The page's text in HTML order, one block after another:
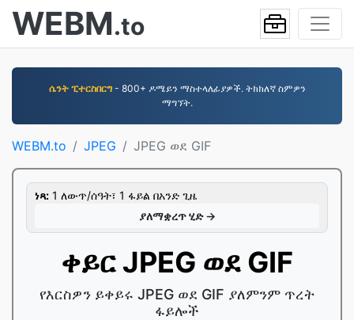
WEBM.to
ሴንት ፒተርስበርግ- 800+ ዶሜይን ማስተላለፊያዎች. ትክክለኛ ስምዎን
ማግኘት.
WEBM.to JPEG JPEG ወደ GIF
ነጻ: 1 ለውጥ/ሰዓት፣ 1 ፋይል በአንድ ጊዜ
ያለማቋረጥ ሂድ →
ቀይር JPEG ወደ GIF
የእርስዎን ይቀይሩ JPEG ወደ GIF ያለምንም ጥረት
ፋይሎች